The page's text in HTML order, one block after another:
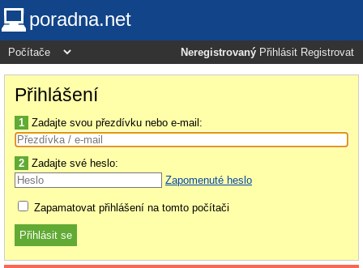
poradna.net
Neregistrovaný Přihlásit Registrovat
Přihlášení
1 Zadajte svou přezdívku nebo e-mail:
2 Zadajte své heslo:
Zapomenuté heslo
Zapamatovat přihlášení na tomto počítači